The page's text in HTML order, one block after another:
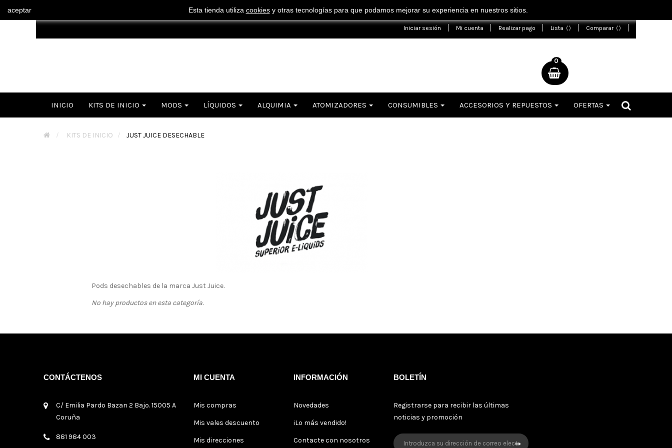
¡ Consigue tu envío gratuito por compras superiores a 50€ !
Iniciar sesión Mi cuenta Realizar pago Lista Comparar
0
INICIO KITS DE INICIO MODS LÍQUIDOS ALQUIMIA ATOMIZADORES CONSUMIBLES ACCESORIOS Y REPUESTOS OFERTAS
> KITS DE INICIO > JUST JUICE DESECHABLE
Pods desechables de la marca Just Juice.
No hay productos en esta categoría.
CONTÁCTENOS
C/ Emilia Pardo Bazan 2 Bajo. 15005 A
Coruña
881 984 003
MI CUENTA
Mis compras
Mis vales descuento
Mis direcciones
INFORMACIÓN
Novedades
¡Lo más vendido!
Contacte con nosotros
BOLETÍN
Registrarse para recibir las últimas
noticias y promoción
aceptar Esta tienda utiliza cookiesy otras tecnologías para que podamos mejorar su experiencia en nuestros sitios.